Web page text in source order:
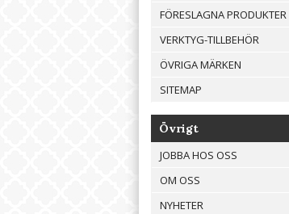
FÖRESLAGNA PRODUKTER
VERKTYG-TILLBEHÖR
ÖVRIGA MÄRKEN
SITEMAP
Övrigt
JOBBA HOS OSS
OM OSS
NYHETER